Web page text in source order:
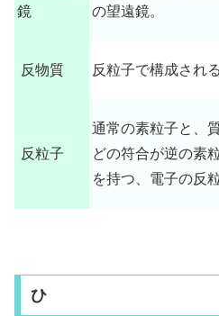
鏡
の望遠鏡。
反物質 反粒子で構成され
反粒子
通常の素粒子と、
どの符合が逆の素
を持つ、電子の反
ひ